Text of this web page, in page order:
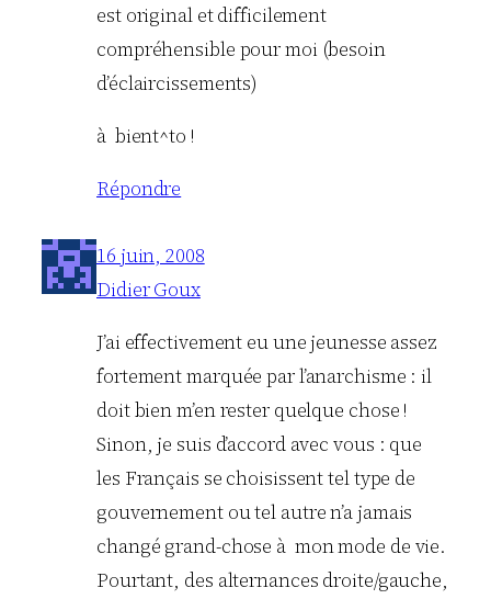
est original et difficilement
compréhensible pour moi (besoin
d’éclaircissements)
à bient^to !
Répondre
16 juin, 2008
Didier Goux
J’ai effectivement eu une jeunesse assez
fortement marquée par l’anarchisme : il
doit bien m’en rester quelque chose !
Sinon, je suis d’accord avec vous : que
les Français se choisissent tel type de
gouvernement ou tel autre n’a jamais
changé grand-chose à mon mode de vie.
Pourtant, des alternances droite/gauche,